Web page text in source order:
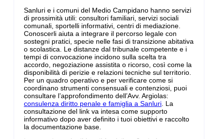
Sanluri e i comuni del Medio Campidano hanno servizi
di prossimità utili: consultori familiari, servizi sociali
comunali, sportelli informativi, centri di mediazione.
Conoscerli aiuta a integrare il percorso legale con
sostegni pratici, specie nelle fasi di transizione abitativa
o scolastica. Le distanze dal tribunale competente e i
tempi di convocazione incidono sulla scelta tra
accordo, negoziazione assistita o ricorso, così come la
disponibilità di perizie e relazioni tecniche sul territorio.
Per un quadro operativo e per verificare come si
coordinano strumenti consensuali e contenziosi, puoi
consultare l’approfondimento dell’Avv. Argiolas:
consulenza diritto penale e famiglia a Sanluri . La
consultazione del link va intesa come supporto
informativo dopo aver definito i tuoi obiettivi e raccolto
la documentazione base.